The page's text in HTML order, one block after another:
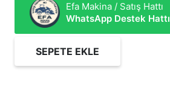
Efa Makina / Satış Hattı
WhatsApp Destek Hattı
2454630
SEPETE EKLE